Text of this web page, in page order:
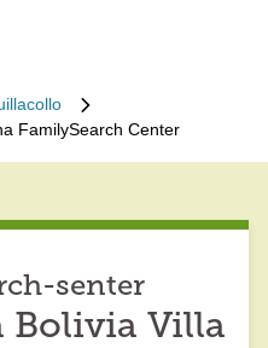
FamilySearch Center
senter
Bolivia Villa